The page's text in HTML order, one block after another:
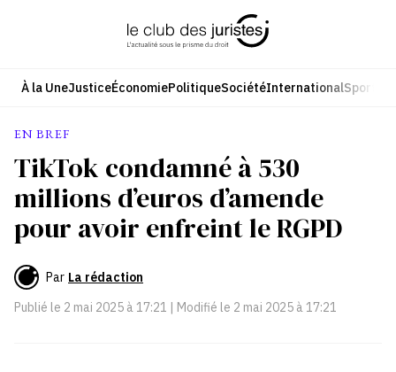
À la UneJusticeÉconomiePolitiqueSociétéInternationalSport
EN BREF
TikTok condamné à 530
millions d’euros d’amende
pour avoir enfreint le RGPD
Par La rédaction
Publié le 2 mai 2025 à 17:21 | Modifié le 2 mai 2025 à 17:21